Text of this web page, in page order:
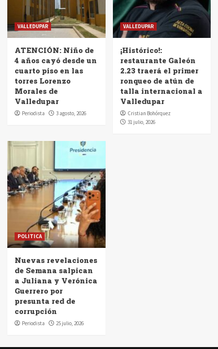
VALLEDUPAR
ATENCIÓN: Niño de
4 años cayó desde un
cuarto piso en las
torres Lorenzo
Morales de
Valledupar
Periodista 3 agosto, 2026
VALLEDUPAR
¡Histórico!:
restaurante Galeón
2.23 traerá el primer
ronqueo de atún de
talla internacional a
Valledupar
Cristian Bohórquez
31 julio, 2026
POLITICA
Nuevas revelaciones
de Semana salpican
a Juliana y Verónica
Guerrero por
presunta red de
corrupción
Periodista 25 julio, 2026